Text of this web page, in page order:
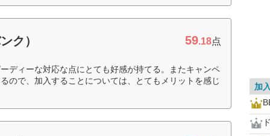
ク） 59.18点
ディーな対応な点にとても好感が持てる。またキャンペ
ので、加入することについては、とてもメリットを感じ
加